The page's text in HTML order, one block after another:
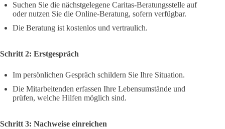
Suchen Sie die nächstgelegene Caritas-Beratungsstelle auf
oder nutzen Sie die Online-Beratung, sofern verfügbar.
Die Beratung ist kostenlos und vertraulich.
Schritt 2: Erstgespräch
Im persönlichen Gespräch schildern Sie Ihre Situation.
Die Mitarbeitenden erfassen Ihre Lebensumstände und
prüfen, welche Hilfen möglich sind.
Schritt 3: Nachweise einreichen